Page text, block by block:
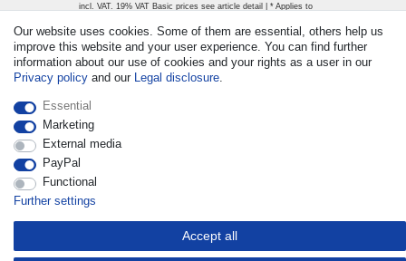
incl. VAT. 19% VAT Basic prices see article detail | * Applies to
Our website uses cookies. Some of them are essential, others help us
improve this website and your user experience. You can find further
information about our use of cookies and your rights as a user in our
Privacy policy and our Legal disclosure.
Essential
Marketing
External media
PayPal
Functional
Further settings
Accept all
Withdraw from contract here Contact